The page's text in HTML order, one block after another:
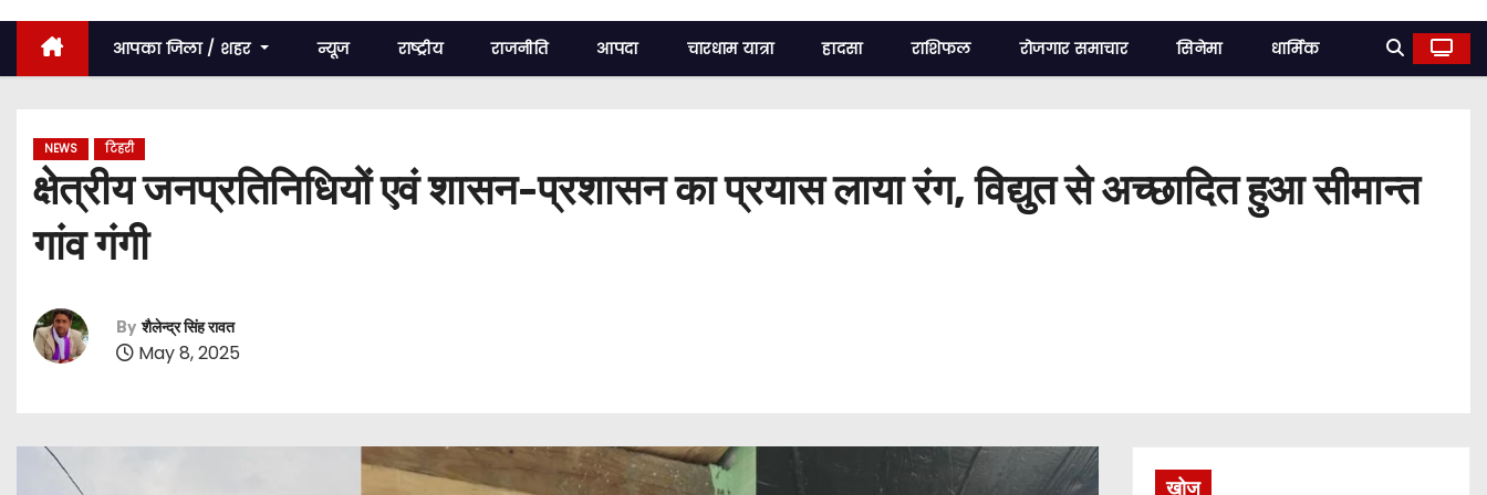
n
आपका जिला / शहर न्यूज राष्ट्रीय राजनीति आपदा चारधाम यात्रा हादसा राशिफल रोजगार समाचार सिनेमा धार्मिक
NEWS टिहरी
क्षेत्रीय जनप्रतिनिधियों एवं शासन-प्रशासन का प्रयास लाया रंग, विद्युत से अच्छादित हुआ सीमान्त
गांव गंगी
By शैलेन्द्र सिंह रावत
May 8, 2025
खोज